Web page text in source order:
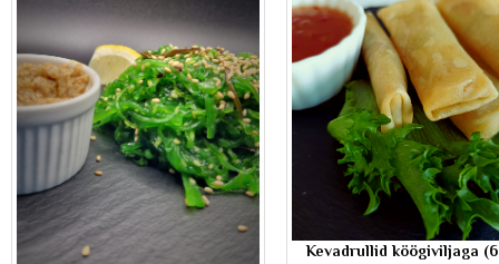
Kevadrullid köögiviljaga